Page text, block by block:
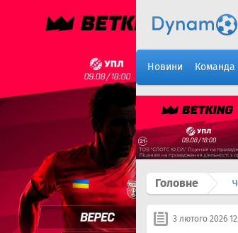
Новини Команда
Головне
3 лютого 2026